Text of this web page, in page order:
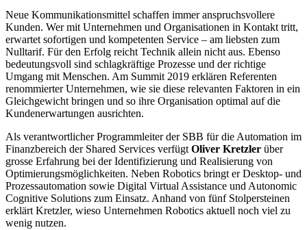
Neue Kommunikationsmittel schaffen immer anspruchsvollere
Kunden. Wer mit Unternehmen und Organisationen in Kontakt tritt,
erwartet sofortigen und kompetenten Service – am liebsten zum
Nulltarif. Für den Erfolg reicht Technik allein nicht aus. Ebenso
bedeutungsvoll sind schlagkräftige Prozesse und der richtige
Umgang mit Menschen. Am Summit 2019 erklären Referenten
renommierter Unternehmen, wie sie diese relevanten Faktoren in ein
Gleichgewicht bringen und so ihre Organisation optimal auf die
Kundenerwartungen ausrichten.
Als verantwortlicher Programmleiter der SBB für die Automation im
Finanzbereich der Shared Services verfügt Oliver Kretzler über
grosse Erfahrung bei der Identifizierung und Realisierung von
Optimierungsmöglichkeiten. Neben Robotics bringt er Desktop- und
Prozessautomation sowie Digital Virtual Assistance und Autonomic
Cognitive Solutions zum Einsatz. Anhand von fünf Stolpersteinen
erklärt Kretzler, wieso Unternehmen Robotics aktuell noch viel zu
wenig nutzen.